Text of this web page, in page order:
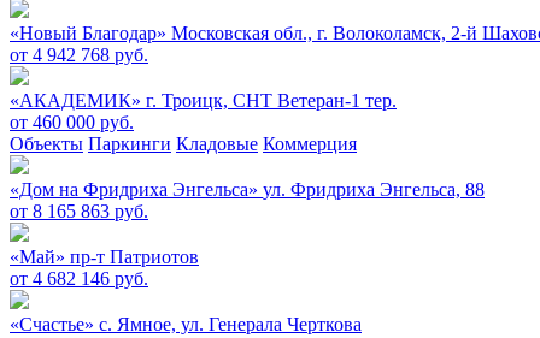
«Новый Благодар» Московская обл., г. Волоколамск, 2-й
от 4 942 768 руб.
«АКАДЕМИК» г. Троицк, СНТ Ветеран-1 тер.
от 460 000 руб.
Объекты Паркинги Кладовые Коммерция
«Дом на Фридриха Энгельса» ул. Фридриха Энгельса, 88
от 8 165 863 руб.
«Май» пр-т Патриотов
от 4 682 146 руб.
«Счастье» c. Ямное, ул. Генерала Черткова